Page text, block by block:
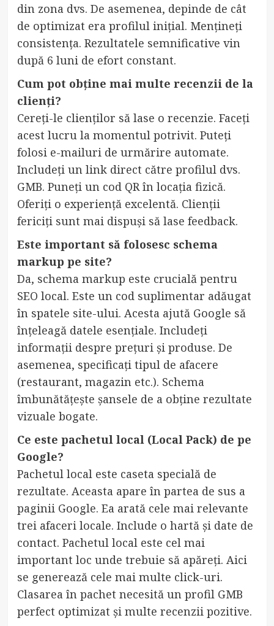
din zona dvs. De asemenea, depinde de cât
de optimizat era profilul inițial. Mențineți
consistența. Rezultatele semnificative vin
după 6 luni de efort constant.
Cum pot obține mai multe recenzii de la
clienți?
Cereți-le clienților să lase o recenzie. Faceți
acest lucru la momentul potrivit. Puteți
folosi e-mailuri de urmărire automate.
Includeți un link direct către profilul dvs.
GMB. Puneți un cod QR în locația fizică.
Oferiți o experiență excelentă. Clienții
fericiți sunt mai dispuși să lase feedback.
Este important să folosesc schema
markup pe site?
Da, schema markup este crucială pentru
SEO local. Este un cod suplimentar adăugat
în spatele site-ului. Acesta ajută Google să
înțeleagă datele esențiale. Includeți
informații despre prețuri și produse. De
asemenea, specificați tipul de afacere
(restaurant, magazin etc.). Schema
îmbunătățește șansele de a obține rezultate
vizuale bogate.
Ce este pachetul local (Local Pack) de pe
Google?
Pachetul local este caseta specială de
rezultate. Aceasta apare în partea de sus a
paginii Google. Ea arată cele mai relevante
trei afaceri locale. Include o hartă și date de
contact. Pachetul local este cel mai
important loc unde trebuie să apăreți. Aici
se generează cele mai multe click-uri.
Clasarea în pachet necesită un profil GMB
perfect optimizat și multe recenzii pozitive.